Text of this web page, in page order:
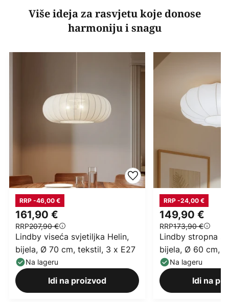
Više ideja za rasvjetu koje donose
harmoniju i snagu
161,90 €
RRP207,90 €
RRP -46,00 €
Lindby viseća svjetiljka Helin,
bijela, Ø 70 cm, tekstil, 3 x E27
Na lageru
Idi na proizvod
149,90 €
RRP173,90 €
RRP -24,00 €
Lindby stropna
bijela, Ø 60 cm,
Na lageru
Idi na